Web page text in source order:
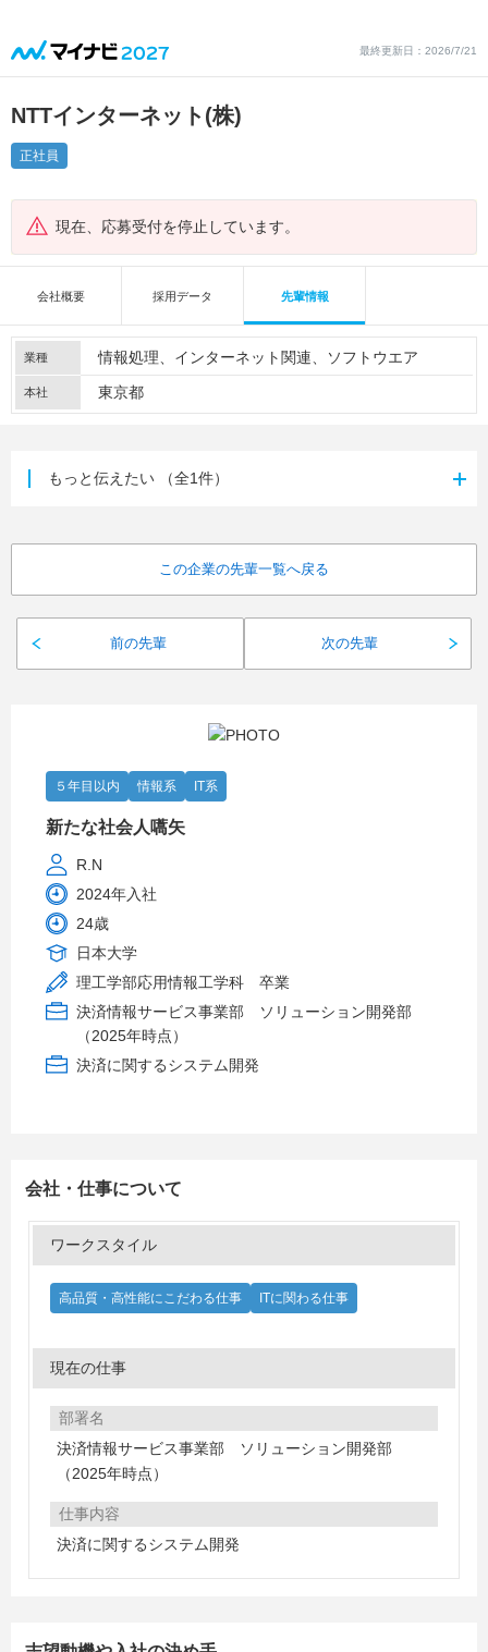
最終更新日：2026/7/21
NTTインターネット(株)
正社員
現在、応募受付を停止しています。
会社概要 採用データ 先輩情報
業種 情報処理 インターネット関連 ソフトウエア
本社 東京都
もっと伝えたい （全1件）
前の先輩
この企業の先輩一覧へ戻る
次の先輩
５年目以内 情報系 IT系
新たな社会人嚆矢
R.N
2024年入社
24歳
日本大学
理工学部応用情報工学科 卒業
決済情報サービス事業部 ソリューション開発部
（2025年時点）
決済に関するシステム開発
会社・仕事について
ワークスタイル
高品質・高性能にこだわる仕事 ITに関わる仕事
現在の仕事
部署名
決済情報サービス事業部 ソリューション開発部
（2025年時点）
仕事内容
決済に関するシステム開発